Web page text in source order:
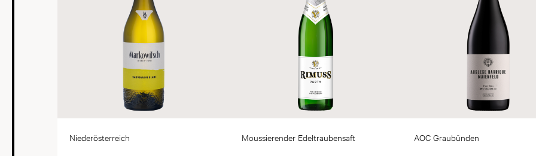
Niederösterreich Moussierender Edeltraubensaft AOC Graubünden